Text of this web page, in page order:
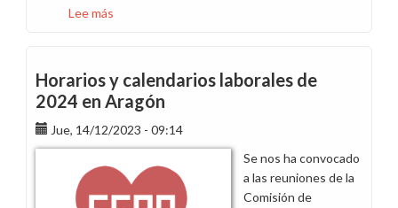
Lee más
digo
Diego.
Calendarios
laborales
2024
Horarios y calendarios laborales de
2024 en Aragón
Jue, 14/12/2023 - 09:14
Se nos ha convocado
a las reuniones de la
Comisión de